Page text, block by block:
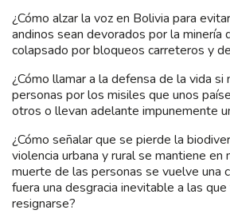
¿Cómo alzar la voz en Bolivia para
andinos sean devorados por la minería
colapsado por bloqueos carreteros y
¿Cómo llamar a la defensa de la vida si
personas por los misiles que unos
otros o llevan adelante impunemente
¿Cómo señalar que se pierde la
violencia urbana y rural se mantiene en
muerte de las personas se vuelve una
fuera una desgracia inevitable a las
resignarse?